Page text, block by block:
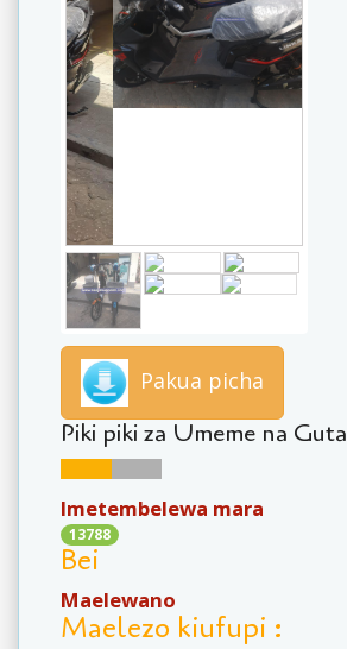
Pakua picha
Piki piki za Umeme na Guta
Imetembelewa mara
13788
Bei
Maelewano
Maelezo kiufupi :